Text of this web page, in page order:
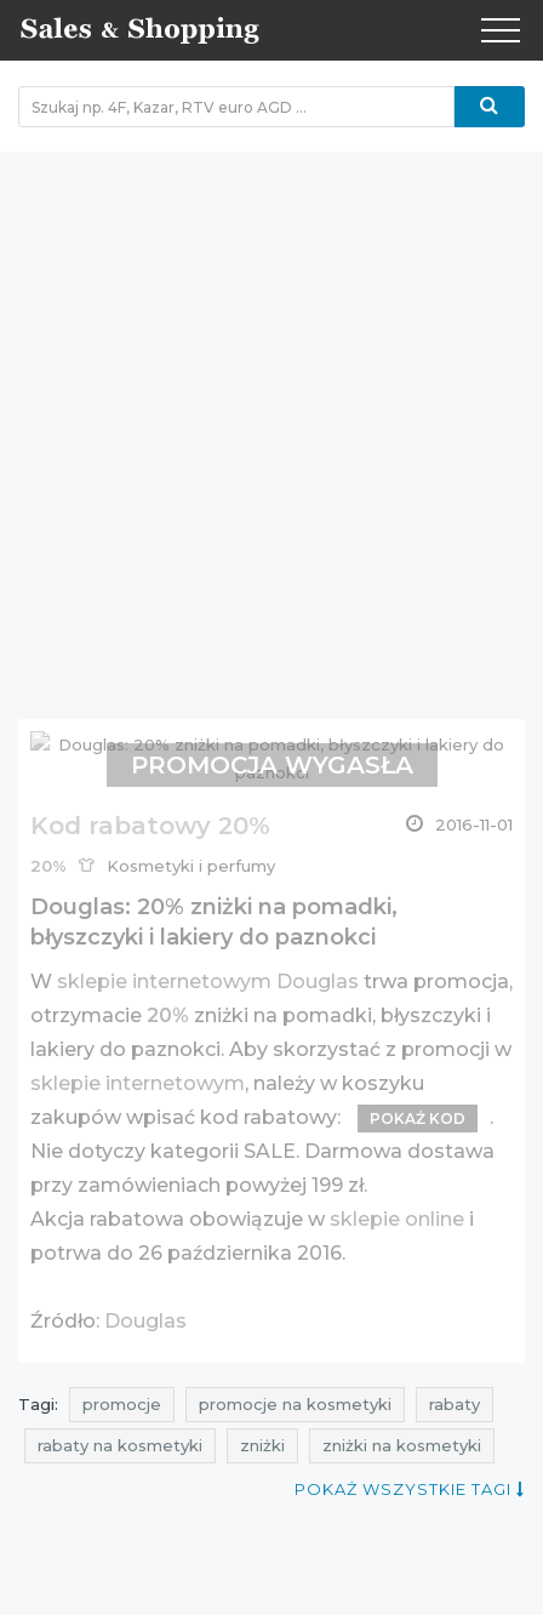
Kod rabatowy 20% 2016-11-01
20% Kosmetyki i perfumy
Douglas: 20% zniżki na pomadki,
błyszczyki i lakiery do paznokci
W sklepie internetowym Douglas trwa promocja,
otrzymacie 20% zniżki na pomadki, błyszczyki i
lakiery do paznokci. Aby skorzystać z promocji w
sklepie internetowym, należy w koszyku
zakupów wpisać kod rabatowy:
POKAŻ KOD
.
Nie dotyczy kategorii SALE. Darmowa dostawa
przy zamówieniach powyżej 199 zł.
Akcja rabatowa obowiązuje w sklepie online i
potrwa do 26 października 2016.
Źródło: Douglas
PROMOCJA WYGASŁA
Tagi: promocje promocje na kosmetyki rabaty
rabaty na kosmetyki zniżki zniżki na kosmetyki
przeceny na kosmetyki okazje
POKAŻ WSZYSTKIE TAGI